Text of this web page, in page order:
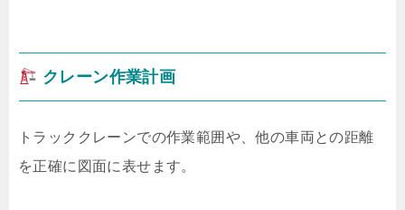
クレーン作業計画
トラッククレーンでの作業範囲や、他の車両との距離
を正確に図面に表せます。